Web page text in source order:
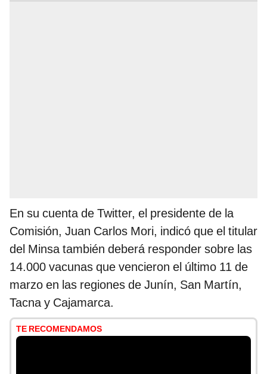
En su cuenta de Twitter, el presidente de la
Comisión, Juan Carlos Mori, indicó que el titular
del Minsa también deberá responder sobre las
14.000 vacunas que vencieron el último 11 de
marzo en las regiones de Junín, San Martín,
Tacna y Cajamarca.
TE RECOMENDAMOS